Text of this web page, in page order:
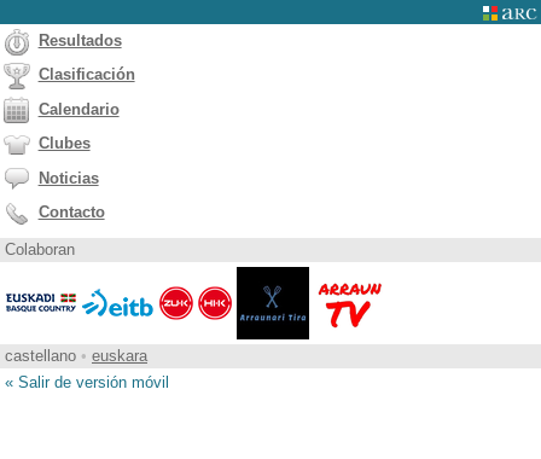
Resultados
Clasificación
Calendario
Clubes
Noticias
Contacto
Colaboran
castellano • euskara
« Salir de versión móvil